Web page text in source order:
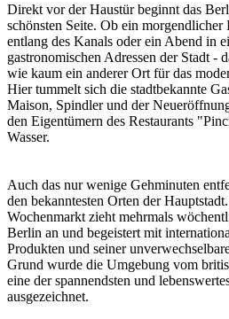
Direkt vor der Haustür beginnt das
schönsten Seite. Ob ein
entlang des Kanals oder ein Abend in
gastronomischen Adressen der Stadt -
wie kaum ein anderer Ort für das
Hier tummelt sich die stadtbekannte
Maison, Spindler und der
den Eigentümern des Restaurants
Wasser.
Auch das nur wenige Gehminuten
den bekanntesten Orten der
Wochenmarkt zieht mehrmals
Berlin an und begeistert mit
Produkten und seiner
Grund wurde die Umgebung vom
eine der spannendsten und
ausgezeichnet.